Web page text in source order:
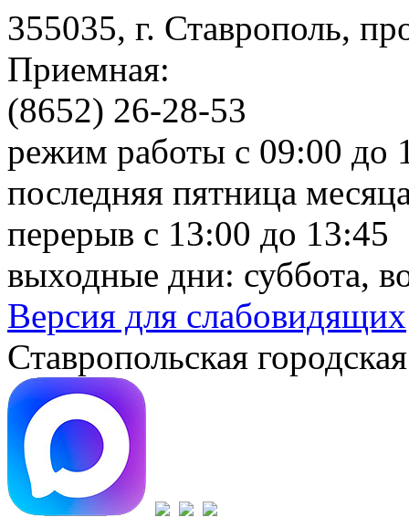
355035, г. Ставрополь,
Приемная:
(8652) 26-28-53
режим работы с 09:00 до
последняя пятница
перерыв с 13:00 до 13:45
выходные дни: суббота,
Версия для слабовидящих
Ставропольская